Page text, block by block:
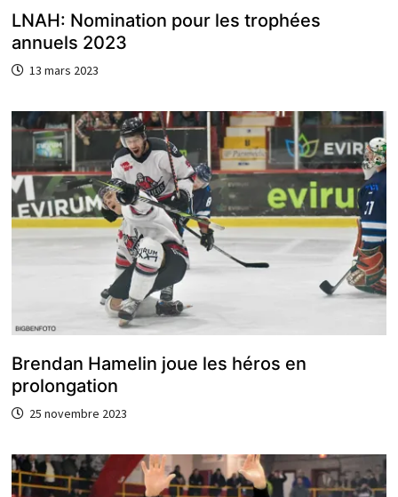
LNAH: Nomination pour les trophées
annuels 2023
13 mars 2023
Brendan Hamelin joue les héros en
prolongation
25 novembre 2023